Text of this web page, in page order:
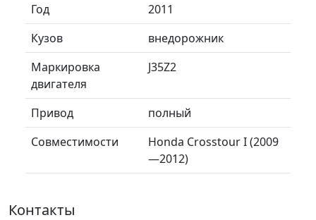
Год
2011
Кузов
внедорожник
Маркировка
двигателя
J35Z2
Привод
полный
Совместимости
Honda Crosstour I (2009
—2012)
Контакты